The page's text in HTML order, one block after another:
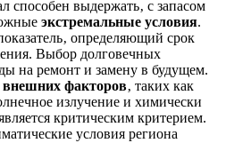
способен выдержать‚ с запасом
экстремальные условия.
определяющий срок
Выбор долговечных
на ремонт и замену в будущем.
внешних факторов‚ таких как
излучение и химически
критическим критерием.
условия региона